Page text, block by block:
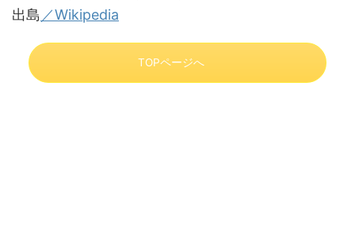
出島 ／Wikipedia
TOPページへ